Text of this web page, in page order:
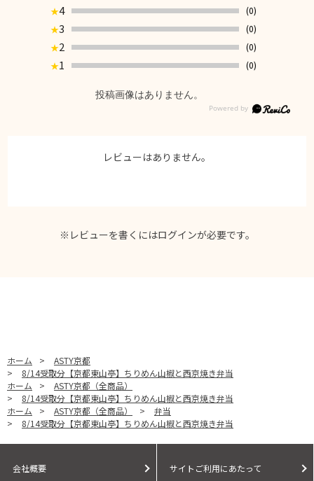
★4
(0)
★3
(0)
★2
(0)
★1 (0)
投稿画像はありません。
レビューはありません。
※レビューを書くにはログインが必要です。
ホーム >
ASTY京都
>
8/14受取分【京都東山亭】ちりめん山椒と西京焼き弁当
ホーム
>
ASTY京都（全商品）
>
8/14受取分【京都東山亭】ちりめん山椒と西京焼き弁当
ホーム
> ASTY京都（全商品） >
弁当
>
8/14受取分【京都東山亭】ちりめん山椒と西京焼き弁当
会社概要 サイトご利用にあたって